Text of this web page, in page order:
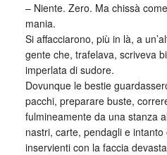
– Niente. Zero. Ma chissà
mania.
Si affacciarono, più in là, a
gente che, trafelava, scriveva
imperlata di sudore.
Dovunque le bestie
pacchi, preparare buste,
fulmineamente da una stanza
nastri, carte, pendagli e
inservienti con la faccia